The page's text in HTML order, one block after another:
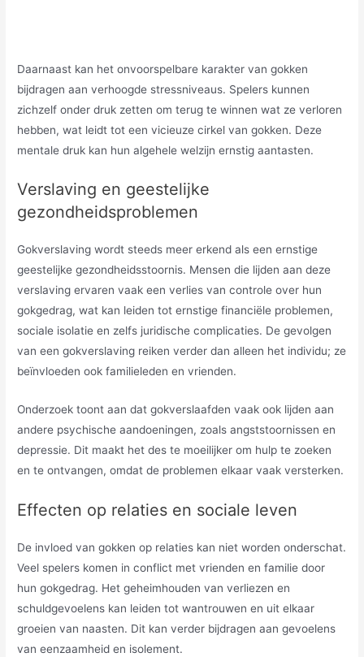
Daarnaast kan het onvoorspelbare karakter van gokken
bijdragen aan verhoogde stressniveaus. Spelers kunnen
zichzelf onder druk zetten om terug te winnen wat ze verloren
hebben, wat leidt tot een vicieuze cirkel van gokken. Deze
mentale druk kan hun algehele welzijn ernstig aantasten.
Verslaving en geestelijke
gezondheidsproblemen
Gokverslaving wordt steeds meer erkend als een ernstige
geestelijke gezondheidsstoornis. Mensen die lijden aan deze
verslaving ervaren vaak een verlies van controle over hun
gokgedrag, wat kan leiden tot ernstige financiële problemen,
sociale isolatie en zelfs juridische complicaties. De gevolgen
van een gokverslaving reiken verder dan alleen het individu; ze
beïnvloeden ook familieleden en vrienden.
Onderzoek toont aan dat gokverslaafden vaak ook lijden aan
andere psychische aandoeningen, zoals angststoornissen en
depressie. Dit maakt het des te moeilijker om hulp te zoeken
en te ontvangen, omdat de problemen elkaar vaak versterken.
Effecten op relaties en sociale leven
De invloed van gokken op relaties kan niet worden onderschat.
Veel spelers komen in conflict met vrienden en familie door
hun gokgedrag. Het geheimhouden van verliezen en
schuldgevoelens kan leiden tot wantrouwen en uit elkaar
groeien van naasten. Dit kan verder bijdragen aan gevoelens
van eenzaamheid en isolement.